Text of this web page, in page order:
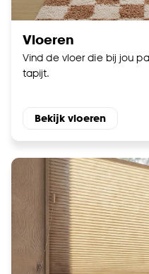
Vloeren
Vind de vloer die bij jou
tapijt.
Bekijk vloeren